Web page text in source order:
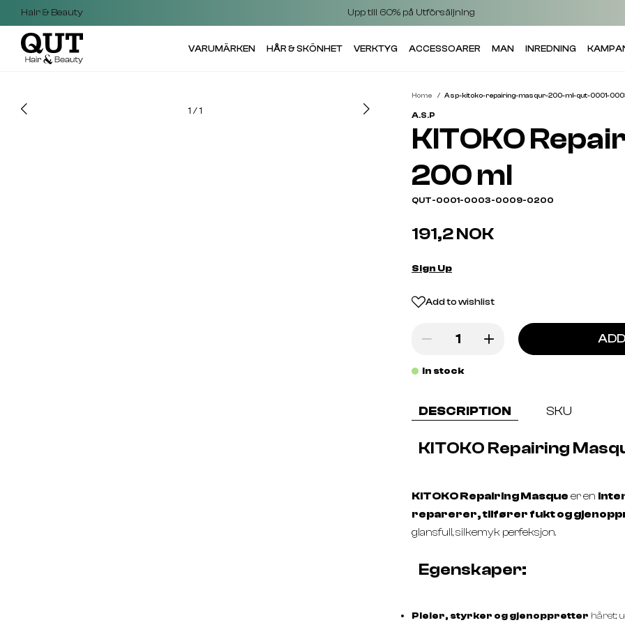
Hair & Beauty Upp till 60% på Utförsäljning
VARUMÄRKEN HÅR & SKÖNHET VERKTYG ACCESSOARER MAN INREDNING
1 /1
Home Asp-kitoko-repairing-masqur-200-ml-qut-0001-
A.S.P
KITOKO
200 ml
QUT-0001-0003-0009-0200
191,2 NOK
Sign Up
Add to wishlist
In stock
DESCRIPTION SKU
KITOKO Repairing
KITOKO Repairing Masque er en
reparerer, tilfører fukt og
glansfull, silkemyk perfeksjon.
Egenskaper:
Pleier, styrker og gjenoppretter håret;